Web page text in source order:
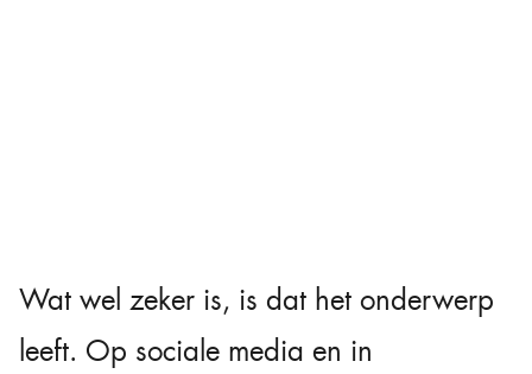
Wat wel zeker is, is dat het onderwerp
leeft. Op sociale media en in